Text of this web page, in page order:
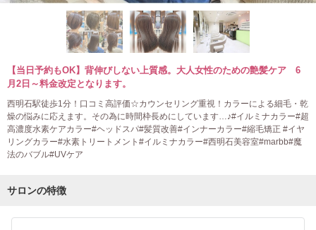
【当日予約もOK】背伸びしない上質感。大人女性のための艶髪ケア 6
月2日～料金改定となります。
西明石駅徒歩1分！口コミ高評価☆カウンセリング重視！カラーによる細毛・乾
燥の悩みに応えます。その為に時間枠長めにしています…♪#イルミナカラー#超
高濃度水素ケアカラー#ヘッドスパ#髪質改善#インナーカラー#縮毛矯正 #イヤ
リングカラー#水素トリートメント#イルミナカラー#西明石美容室#marbb#魔
法のバブル#UVケア
サロンの特徴